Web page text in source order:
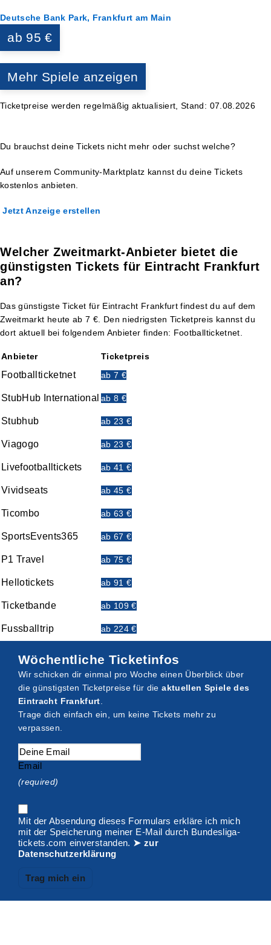
Deutsche Bank Park, Frankfurt am Main
ab 95 €
Mehr Spiele anzeigen
Ticketpreise werden regelmäßig aktualisiert, Stand: 07.08.2026
Du brauchst deine Tickets nicht mehr oder suchst welche?
Auf unserem Community-Marktplatz kannst du deine Tickets
kostenlos anbieten.
Jetzt Anzeige erstellen
Welcher Zweitmarkt-Anbieter bietet die
günstigsten Tickets für Eintracht Frankfurt
an?
Das günstigste Ticket für Eintracht Frankfurt findest du auf dem
Zweitmarkt heute ab 7 €. Den niedrigsten Ticketpreis kannst du
dort aktuell bei folgendem Anbieter finden: Footballticketnet.
Anbieter Ticketpreis
Footballticketnet ab 7 €
StubHub International ab 8 €
Stubhub ab 23 €
Viagogo ab 23 €
Livefootballtickets ab 41 €
Vividseats ab 45 €
Ticombo ab 63 €
SportsEvents365 ab 67 €
P1 Travel ab 75 €
Hellotickets ab 91 €
Ticketbande ab 109 €
Fussballtrip ab 224 €
Wöchentliche Ticketinfos
Wir schicken dir einmal pro Woche einen Überblick über
die günstigsten Ticketpreise für dieaktuellen Spiele des
Eintracht Frankfurt.
Trage dich einfach ein, um keine Tickets mehr zu
verpassen.
Email
(required)
Mit der Absendung dieses Formulars erkläre ich mich
mit der Speicherung meiner E-Mail durch Bundesliga-
tickets.com einverstanden. ➤ zur
Datenschutzerklärung